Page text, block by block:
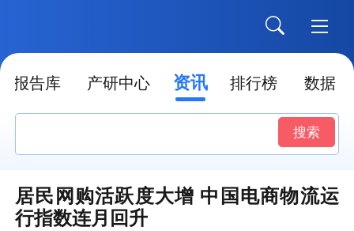
报告库 产研中心 资讯 排行榜 数据
搜索
居民网购活跃度大增 中国电商物流运
行指数连月回升